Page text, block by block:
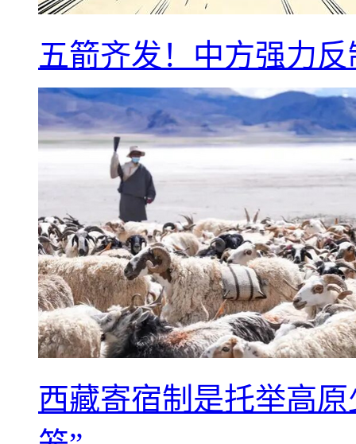
五箭齐发！中方强力
西藏寄宿制是托举高